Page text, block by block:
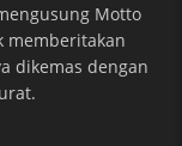
Motto
memberitakan
dikemas dengan